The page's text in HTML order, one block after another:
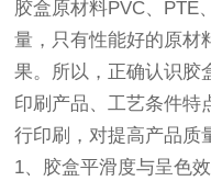
胶盒原材料PVC、PTE
量，只有性能好的原材
果。所以，正确认识胶
印刷产品、工艺条件特
行印刷，对提高产品质
1、胶盒平滑度与呈色